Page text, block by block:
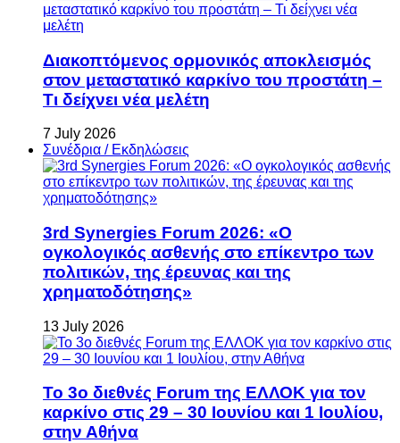
Διακοπτόμενος ορμονικός αποκλεισμός
στον μεταστατικό καρκίνο του προστάτη –
Τι δείχνει νέα μελέτη
7 July 2026
Συνέδρια / Εκδηλώσεις
3rd Synergies Forum 2026: «Ο
ογκολογικός ασθενής στο επίκεντρο των
πολιτικών, της έρευνας και της
χρηματοδότησης»
13 July 2026
Το 3ο διεθνές Forum της ΕΛΛΟΚ για τον
καρκίνο στις 29 – 30 Ιουνίου και 1 Ιουλίου,
στην Αθήνα